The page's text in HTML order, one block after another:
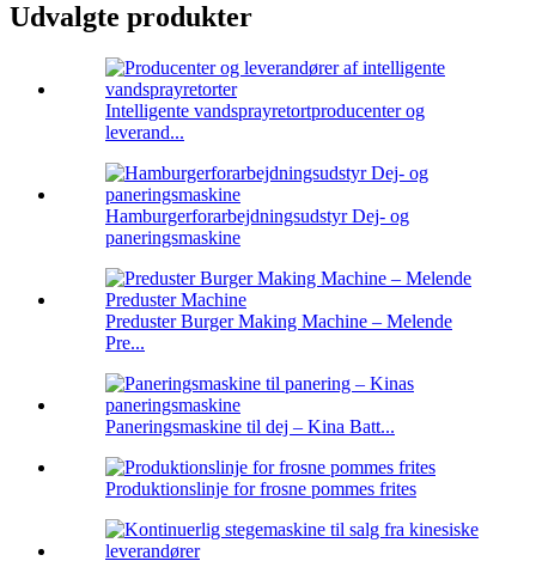
Udvalgte produkter
Intelligente vandsprayretortproducenter og
leverand...
Hamburgerforarbejdningsudstyr Dej- og
paneringsmaskine
Preduster Burger Making Machine – Melende
Pre...
Paneringsmaskine til dej – Kina Batt...
Produktionslinje for frosne pommes frites